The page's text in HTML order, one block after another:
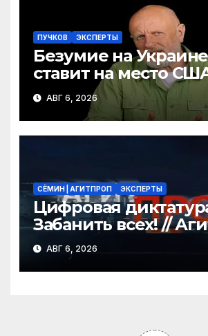
ПУЧКОВ ЭКСПЕРТЫ
Безумие на
ставит на место
Фильм «Одиссея»
шокировал Гомера |
АВГ 6, 2026
СЁМИН | АГИТПРОП ЭКСПЕРТЫ
Цифровая
Забанить всех! //
АВГ 6, 2026